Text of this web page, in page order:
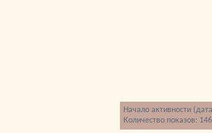
Начало активности
Количество показов: 146